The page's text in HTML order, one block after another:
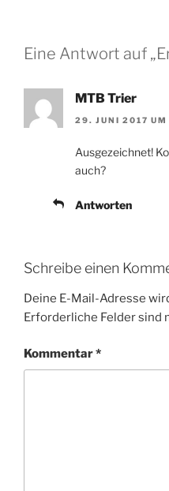
Eine Antwort auf
MTB Trier
29. JUNI 2017 UM
Ausgezeichnet!
auch?
Antworten
Schreibe einen
Deine E-Mail-Adresse
Erforderliche Felder sind
Kommentar*